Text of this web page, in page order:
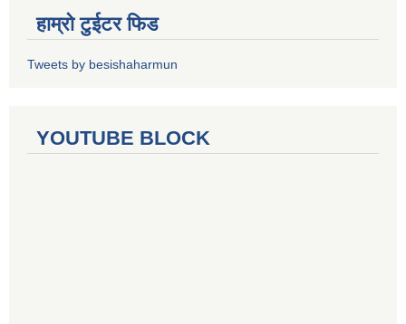
हाम्रो टुईटर फिड
Tweets by besishaharmun
YOUTUBE BLOCK